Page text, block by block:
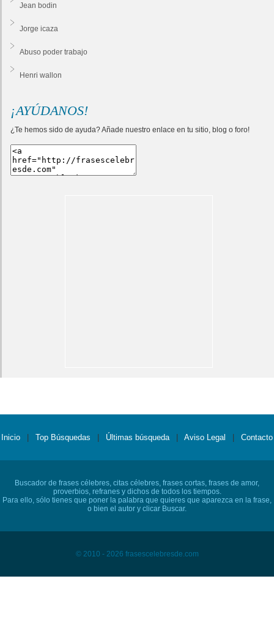
Jean bodin
Jorge icaza
Abuso poder trabajo
Henri wallon
¡AYÚDANOS!
¿Te hemos sido de ayuda? Añade nuestro enlace en tu sitio, blog o foro!
Inicio Top Búsquedas Últimas búsqueda Aviso Legal Contacto
Buscador de frases célebres, citas célebres, frases cortas, frases de amor,
proverbios, refranes y dichos de todos los tiempos.
Para ello, sólo tienes que poner la palabra que quieres que aparezca en la frase,
o bien el autor y clicar Buscar.
© 2010 - 2026 frasescelebresde.com